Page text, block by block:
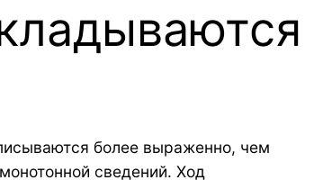
более выраженно, чем
сведений. Ход